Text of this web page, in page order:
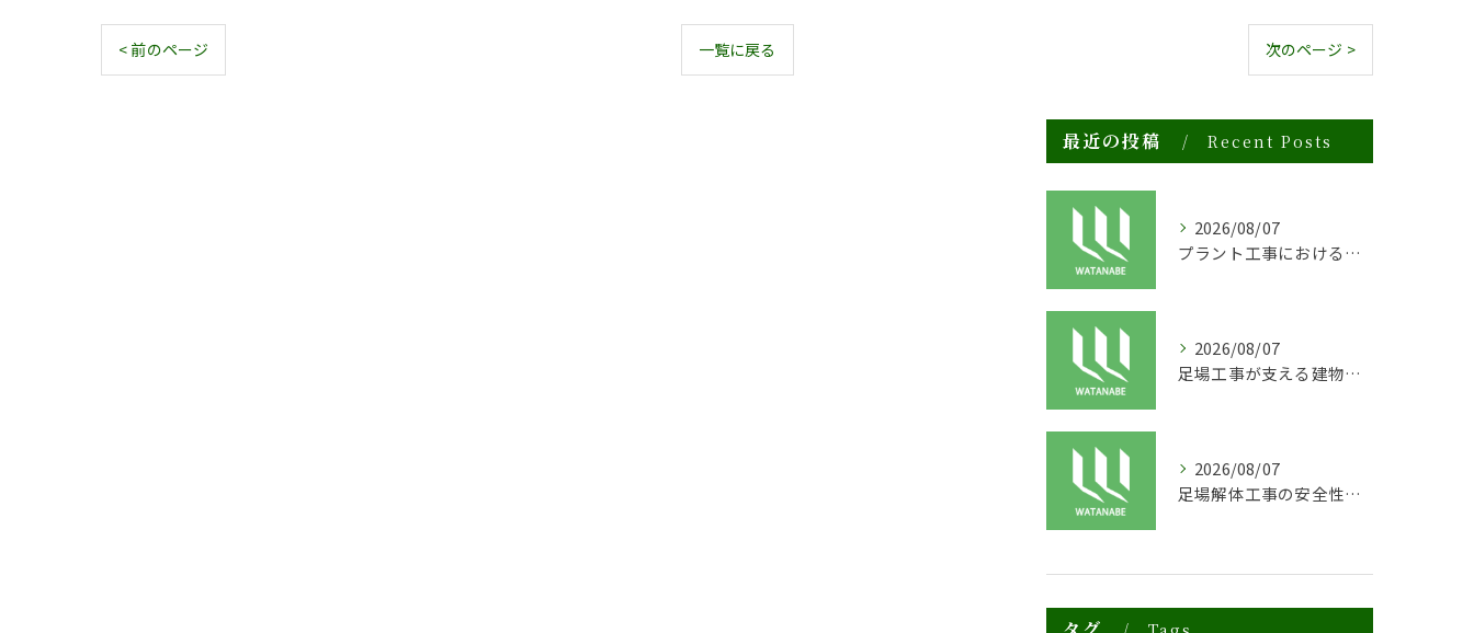
< 前のページ 一覧に戻る 次のページ >
最近の投稿 Recent Posts
2026/08/07
プラント工事における足場工事の安全対策と施工の重要性
2026/08/07
足場工事が支える建物の長寿命化と外装塗装の重要性
2026/08/07
足場解体工事の安全性と効率化のポイント